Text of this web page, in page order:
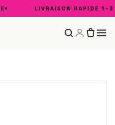
LIVRAISON RAPIDE 1–3